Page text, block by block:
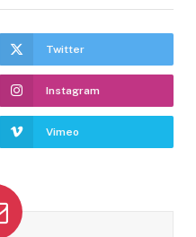
Twitter
Instagram
Vimeo